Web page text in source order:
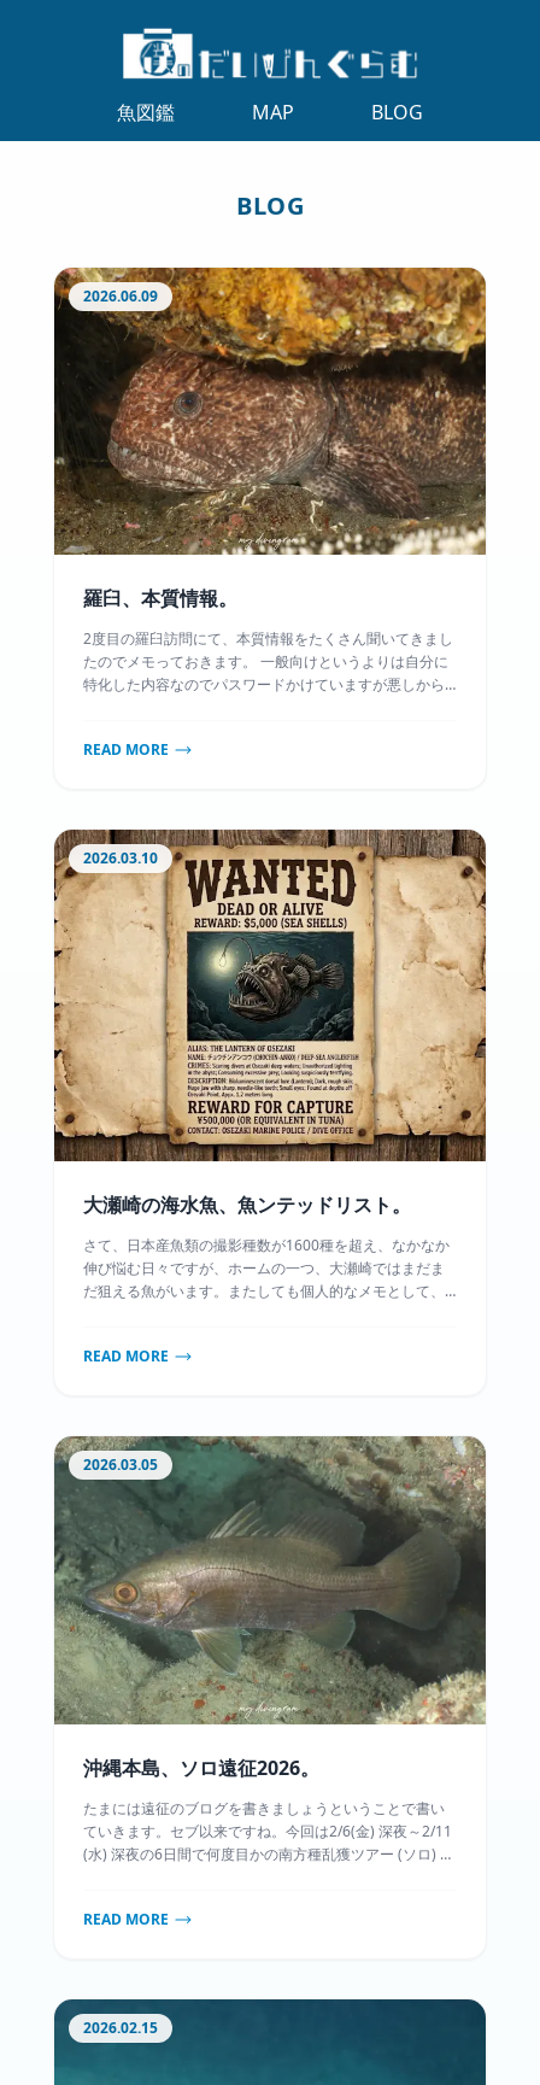
魚図鑑 MAP BLOG
BLOG
2026.06.09
羅臼、本質情報。
2度目の羅臼訪問にて、本質情報をたくさん聞いてきまし
たのでメモっておきます。 一般向けというよりは自分に
特化した内容なのでパスワードかけていますが悪しから
READ MORE
2026.03.10
大瀬崎の海水魚、魚ンテッドリスト。
さて、日本産魚類の撮影種数が1600種を超え、なかなか
伸び悩む日々ですが、ホームの一つ、大瀬崎ではまだま
だ狙える魚がいます。またしても個人的なメモとして、
けそう」の4つに分類したので、興味ある方はご覧くださ
READ MORE
2026.03.05
沖縄本島、ソロ遠征2026。
たまには遠征のブログを書きましょうということで書い
ていきます。セブ以来ですね。今回は2/6(金) 深夜～2/11
(水) 深夜の6日間で何度目かの南方種乱獲ツアー (ソロ) を
論に行こうとしてたのですが、いろいろあって流れてし
READ MORE
2026.02.15